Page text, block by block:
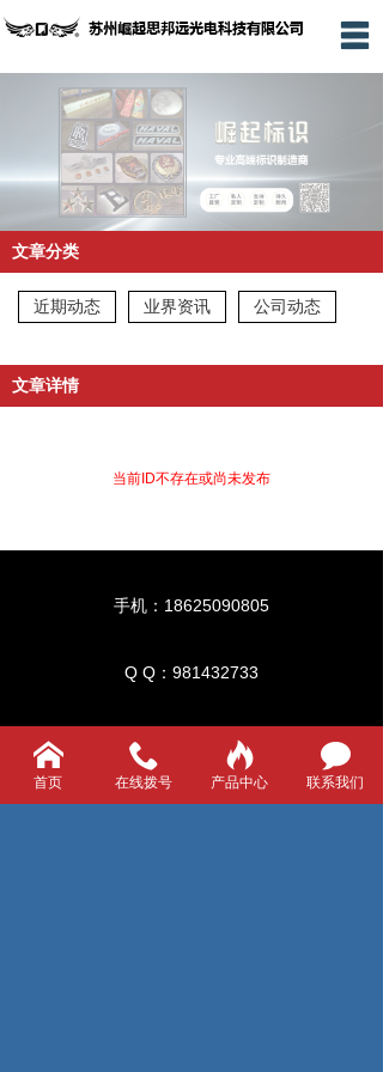
首页
关于我们
产品展示
淘宝店铺
抖音店铺
新闻动态
联系我们
文章分类
近期动态 业界资讯 公司动态
文章详情
当前ID不存在或尚未发布
手机：18625090805
Q Q：981432733
邮箱：jueqibs@qq.com
首页 在线拨号 产品中心 联系我们